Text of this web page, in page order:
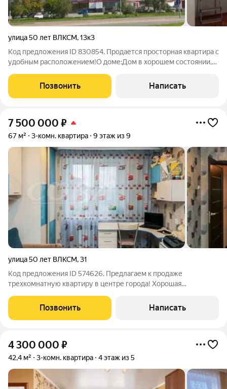
улица 50 лет ВЛКСМ,13к3
Код предложения ID 830854. Продается просторная квартира с
удобным расположением!О доме:Дом в хорошем состоянии,
квартире:Площадь 87 м.3 полноценные спальни, большая и
светлая кухня.В квартире уже сделан
Позвонить Написать
7 500 000 ₽
67 м² 3-комн. квартира 9 этаж из 9
улица 50 лет ВЛКСМ,31
Код предложения ID 574626. Предлагаем к продаже
трехкомнатную квартиру в центре города! Хорошая
деревом, просторная кухня с хорошим кухонным гарнитуром.
Семейные соседи, тихие и спокойные. Удобная
Позвонить Написать
4 300 000 ₽
42,4 м² 3-комн. квартира 4 этаж из 5